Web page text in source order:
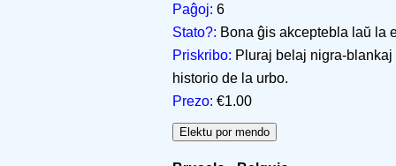
Paĝoj: 6
Stato?: Bona ĝis akceptebla laŭ la
Priskribo: Pluraj belaj nigra-blankaj
historio de la urbo.
Prezo: €1.00